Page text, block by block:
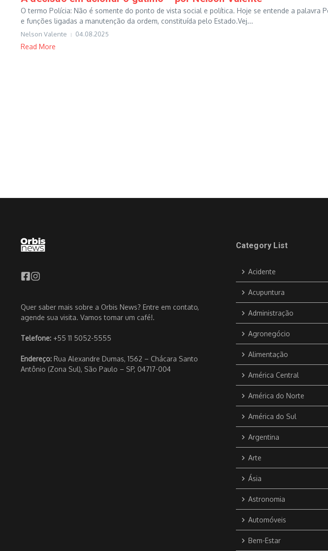
O termo Polícia: Não é somente do ponto de vista social e política. Hoje se entende a palavra
e funções ligadas a manutenção da ordem, constituída pelo Estado.Vej...
Nelson Valente 04.08.2025
Read More
Quer saber mais sobre a Orbis News? Entre em contato,
agende sua visita. Vamos tomar um café!.
Telefone: +55 11 5052-5555
Endereço: Rua Alexandre Dumas, 1562 – Chácara Santo
Antônio (Zona Sul), São Paulo – SP, 04717-004
Category List
Acidente
Acupuntura
Administração
Agronegócio
Alimentação
América Central
América do Norte
América do Sul
Argentina
Arte
Ásia
Astronomia
Automóveis
Bem-Estar